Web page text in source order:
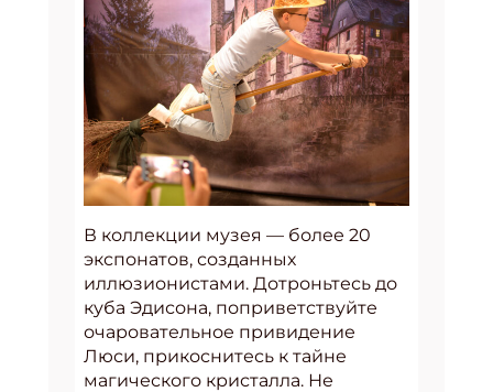
В коллекции музея — более 20
экспонатов, созданных
иллюзионистами. Дотроньтесь до
куба Эдисона, поприветствуйте
очаровательное привидение
Люси, прикоснитесь к тайне
магического кристалла. Не